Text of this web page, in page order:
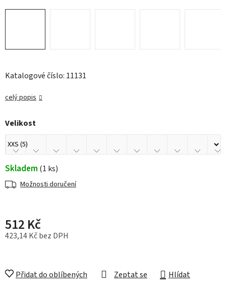
Katalogové číslo: 11131
celý popis
Velikost
Skladem (1 ks)
Možnosti doručení
512 Kč
423,14 Kč bez DPH
Zeptat se Hlídat
Přidat do oblíbených